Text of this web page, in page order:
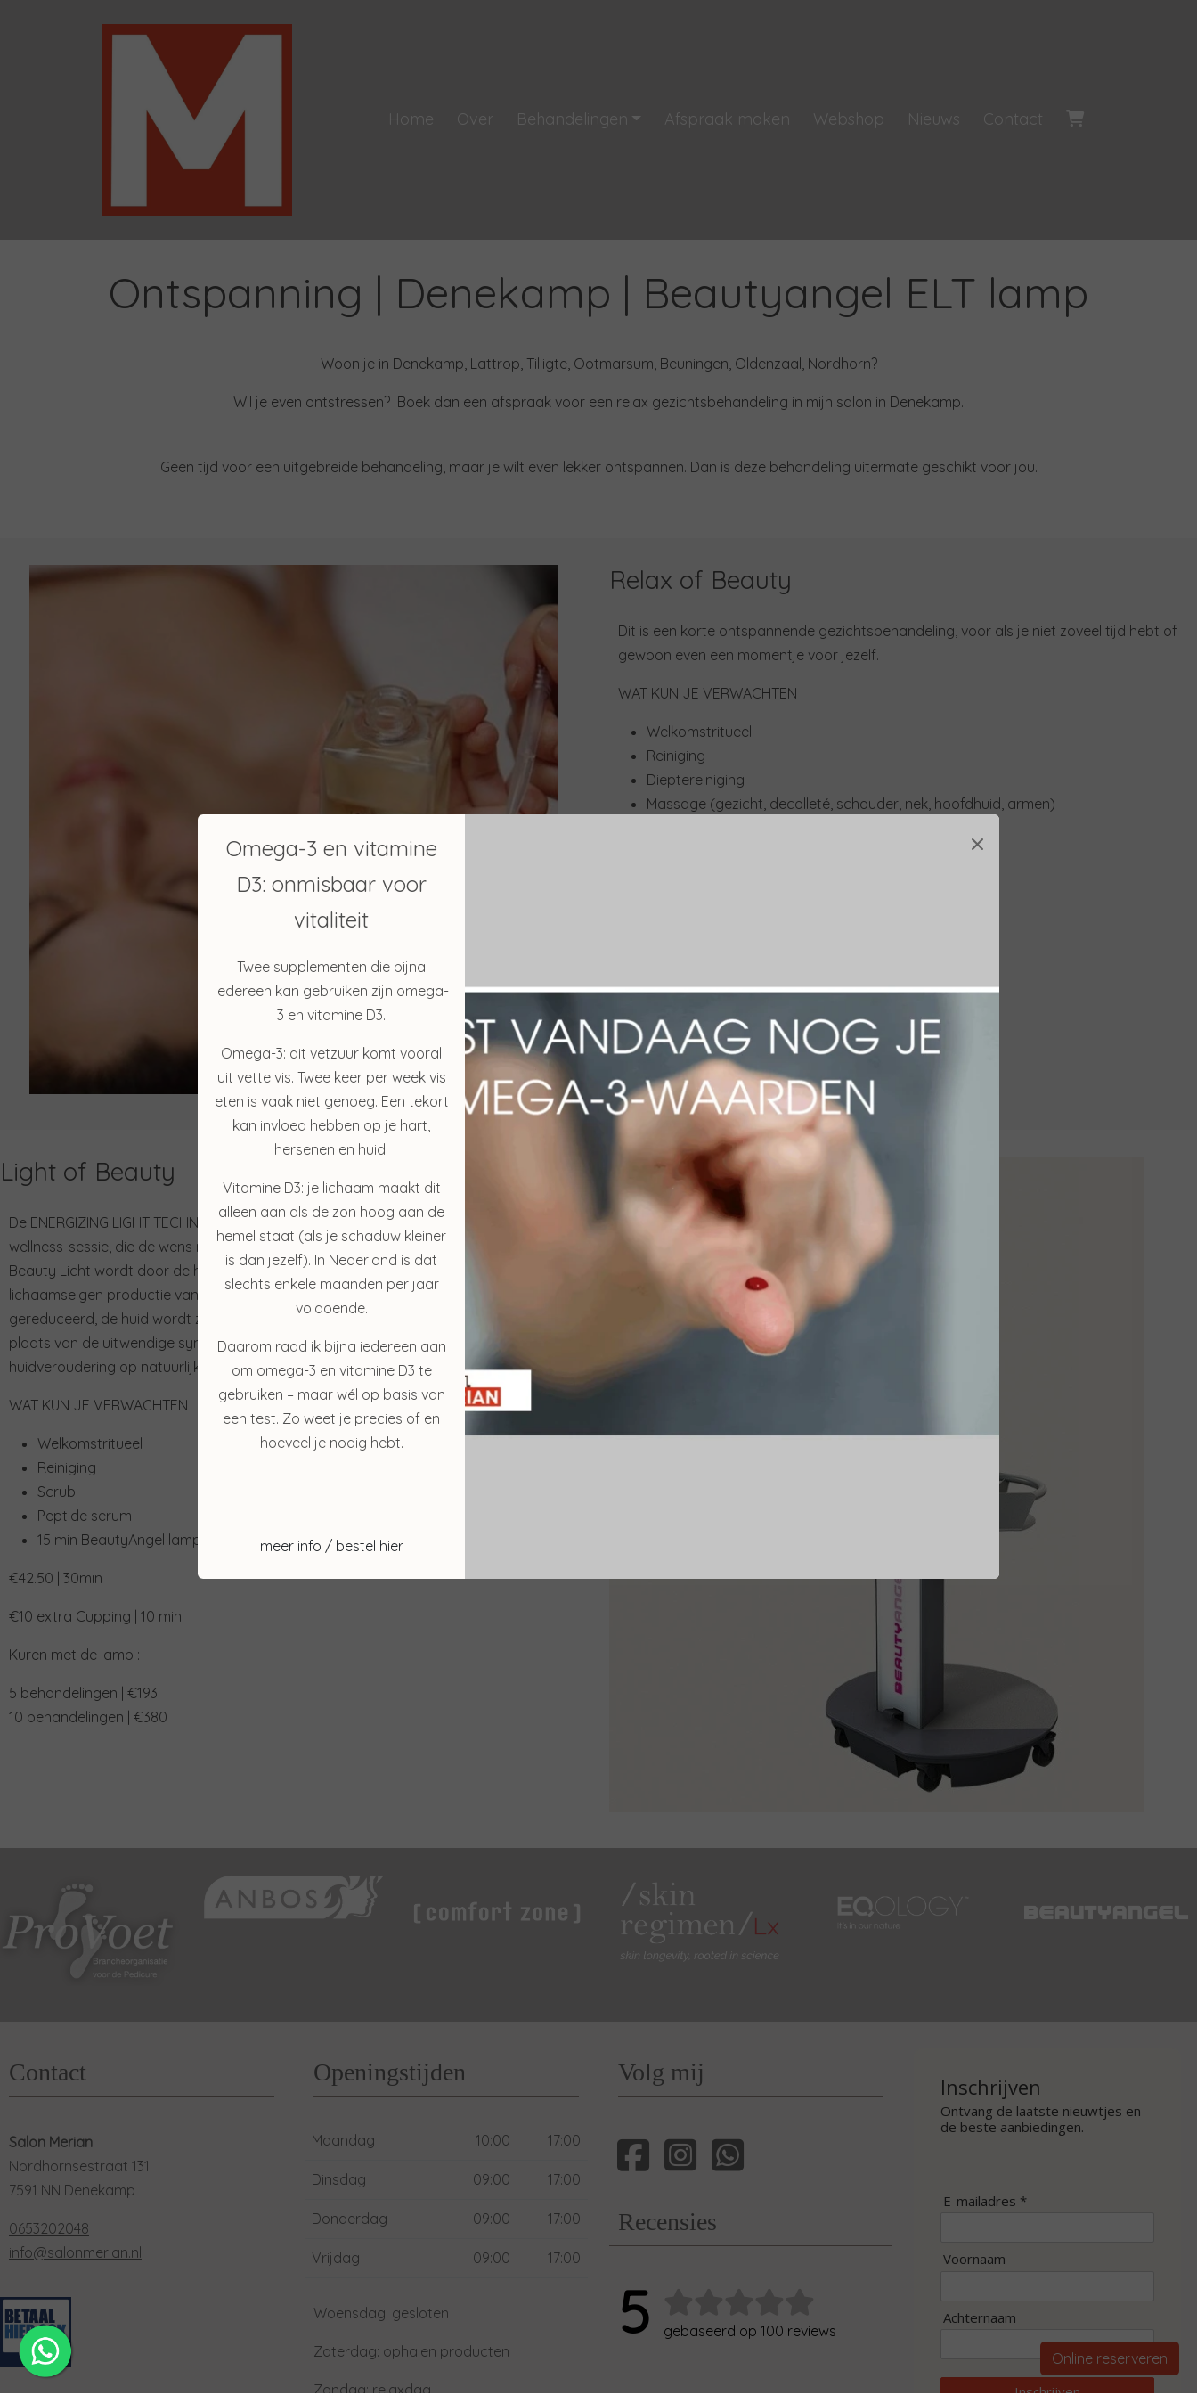
Home Over Behandelingen Afspraak maken Webshop Nieuws Contact
Ontspanning | Denekamp | Beautyangel ELT lamp
Woon je in Denekamp, Lattrop, Tilligte, Ootmarsum, Beuningen, Oldenzaal, Nordhorn?
Wil je even ontstressen? Boek dan een afspraak voor een relax gezichtsbehandeling in mijn salon in Denekamp.
Geen tijd voor een uitgebreide behandeling, maar je wilt even lekker ontspannen. Dan is deze behandeling uitermate geschikt voor jou.
Relax of Beauty
Dit is een korte ontspannende gezichtsbehandeling, voor als je niet zoveel tijd hebt of
gewoon even een momentje voor jezelf.
WAT KUN JE VERWACHTEN
Welkomstritueel
Reiniging
Dieptereiniging
Massage (gezicht, decolleté, schouder, nek, hoofdhuid, armen)
Light of Beauty
De ENERGIZING LIGHT TECHNOLOGY (ELT) staat voor een innovatieve licht- en
wellness-sessie, die de wens naar een zachte en natuurlijke huidverjonging vervult. Het
Beauty Licht wordt door de huidcellen (fibroblasten) opgenomen en verhoogt daar de
lichaamseigen productie van collageen, elastine en hyaluron. Rimpeltjes worden
gereduceerd, de huid wordt zichtbaar strakker en het totale huidbeeld verbeterd. In
plaats van de uitwendige symptomen te verbergen, worden de oorzaken van
huidveroudering op natuurlijke wijze verminderd.
WAT KUN JE VERWACHTEN
Welkomstritueel
Reiniging
Scrub
Peptide serum
15 min BeautyAngel lamp.
€42.50 | 30min
€10 extra Cupping | 10 min
Kuren met de lamp :
5 behandelingen | €193
10 behandelingen | €380
Contact
Salon Merian
Nordhornsestraat 131
7591 NN Denekamp
0653202048
info@salonmerian.nl
Openingstijden
Maandag 10:00 17:00
Dinsdag 09:00 17:00
Donderdag 09:00 17:00
Vrijdag 09:00 17:00
Woensdag: gesloten
Zaterdag: ophalen producten
Zondag: relaxdag
Volg mij
Recensies
5 gebaseerd op 100 reviews
Inschrijven
Ontvang de laatste nieuwtjes en
de beste aanbiedingen.
E-mailadres *
Voornaam
Achternaam
Inschrijven
Online reserveren
×
Omega-3 en vitamine
D3: onmisbaar voor
vitaliteit
Twee supplementen die bijna
iedereen kan gebruiken zijn omega-
3 en vitamine D3.
Omega-3: dit vetzuur komt vooral
uit vette vis. Twee keer per week vis
eten is vaak niet genoeg. Een tekort
kan invloed hebben op je hart,
hersenen en huid.
Vitamine D3: je lichaam maakt dit
alleen aan als de zon hoog aan de
hemel staat (als je schaduw kleiner
is dan jezelf). In Nederland is dat
slechts enkele maanden per jaar
voldoende.
Daarom raad ik bijna iedereen aan
om omega-3 en vitamine D3 te
gebruiken – maar wél op basis van
een test. Zo weet je precies of en
hoeveel je nodig hebt.
meer info / bestel hier